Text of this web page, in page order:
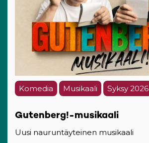
Komedia Musikaali Syksy 2026
Gutenberg!-musikaali
Uusi nauruntäyteinen musikaali